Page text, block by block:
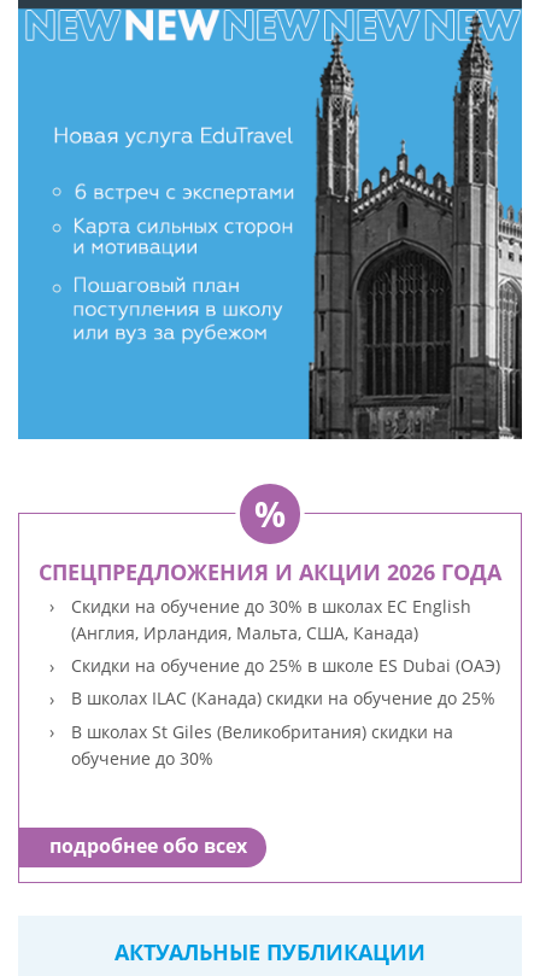
СПЕЦПРЕДЛОЖЕНИЯ И АКЦИИ 2026 ГОДА
Скидки на обучение до 30% в школах EC English
(Англия, Ирландия, Мальта, США, Канада)
Скидки на обучение до 25% в школе ES Dubai (ОАЭ)
В школах ILAC (Канада) скидки на обучение до 25%
В школах St Giles (Великобритания) скидки на
обучение до 30%
подробнее обо всех
АКТУАЛЬНЫЕ ПУБЛИКАЦИИ